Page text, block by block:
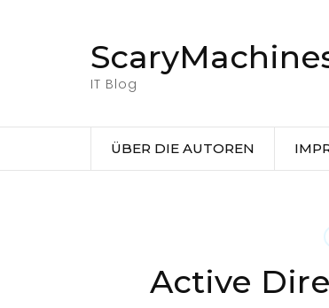
(EingabetasteIT Blog
ÜBER DIE AUTOREN
Active